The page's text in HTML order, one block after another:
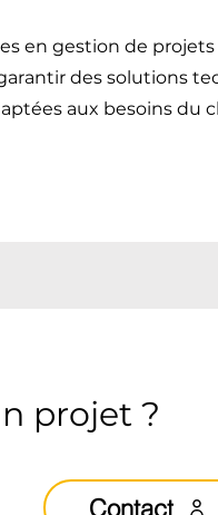
en gestion de
des solutions
aux besoins du
projet ?
Contact